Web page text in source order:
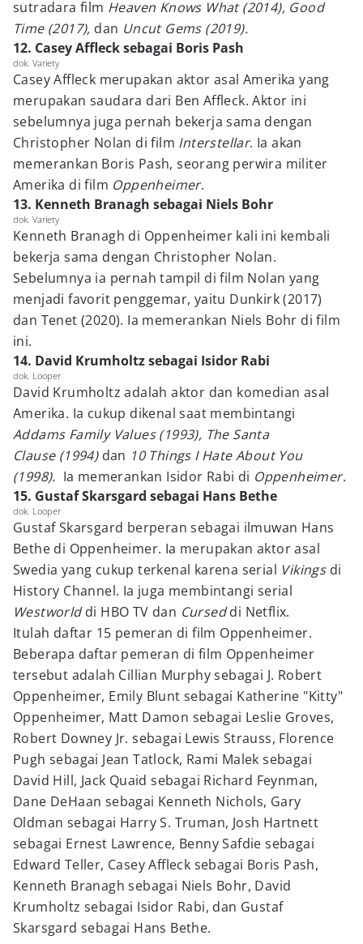
sutradara film Heaven Knows What (2014), Good
Time (2017), dan Uncut Gems (2019).
12. Casey Affleck sebagai Boris Pash
dok. Variety
Casey Affleck merupakan aktor asal Amerika yang
merupakan saudara dari Ben Affleck. Aktor ini
sebelumnya juga pernah bekerja sama dengan
Christopher Nolan di film Interstellar. Ia akan
memerankan Boris Pash, seorang perwira militer
Amerika di film Oppenheimer.
13. Kenneth Branagh sebagai Niels Bohr
dok. Variety
Kenneth Branagh di Oppenheimer kali ini kembali
bekerja sama dengan Christopher Nolan.
Sebelumnya ia pernah tampil di film Nolan yang
menjadi favorit penggemar, yaitu Dunkirk (2017)
dan Tenet (2020). Ia memerankan Niels Bohr di film
ini.
14. David Krumholtz sebagai Isidor Rabi
dok. Looper
David Krumholtz adalah aktor dan komedian asal
Amerika. Ia cukup dikenal saat membintangi
Addams Family Values (1993), The Santa
Clause (1994)dan 10 Things I Hate About You
(1998). Ia memerankan Isidor Rabi di Oppenheimer.
15. Gustaf Skarsgard sebagai Hans Bethe
dok. Looper
Gustaf Skarsgard berperan sebagai ilmuwan Hans
Bethe di Oppenheimer. Ia merupakan aktor asal
Swedia yang cukup terkenal karena serial Vikingsdi
History Channel. Ia juga membintangi serial
Westworlddi HBO TV dan Curseddi Netflix.
Itulah daftar 15 pemeran di film Oppenheimer.
Beberapa daftar pemeran di film Oppenheimer
tersebut adalah Cillian Murphy sebagai J. Robert
Oppenheimer, Emily Blunt sebagai Katherine "Kitty"
Oppenheimer, Matt Damon sebagai Leslie Groves,
Robert Downey Jr. sebagai Lewis Strauss, Florence
Pugh sebagai Jean Tatlock, Rami Malek sebagai
David Hill, Jack Quaid sebagai Richard Feynman,
Dane DeHaan sebagai Kenneth Nichols, Gary
Oldman sebagai Harry S. Truman, Josh Hartnett
sebagai Ernest Lawrence, Benny Safdie sebagai
Edward Teller, Casey Affleck sebagai Boris Pash,
Kenneth Branagh sebagai Niels Bohr, David
Krumholtz sebagai Isidor Rabi, dan Gustaf
Skarsgard sebagai Hans Bethe.